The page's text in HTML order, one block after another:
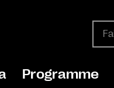
Programme